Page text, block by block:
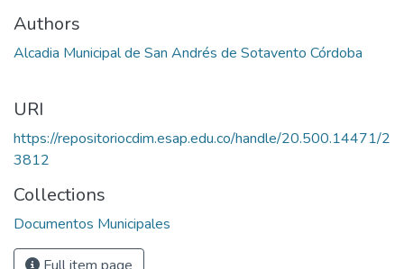
Authors
Alcadia Municipal de San Andrés de Sotavento Córdoba
URI
https://repositoriocdim.esap.edu.co/handle/20.500.14471/2
3812
Collections
Documentos Municipales